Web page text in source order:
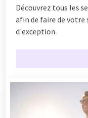
Découvrez tous les
afin de faire de votre
d'exception.